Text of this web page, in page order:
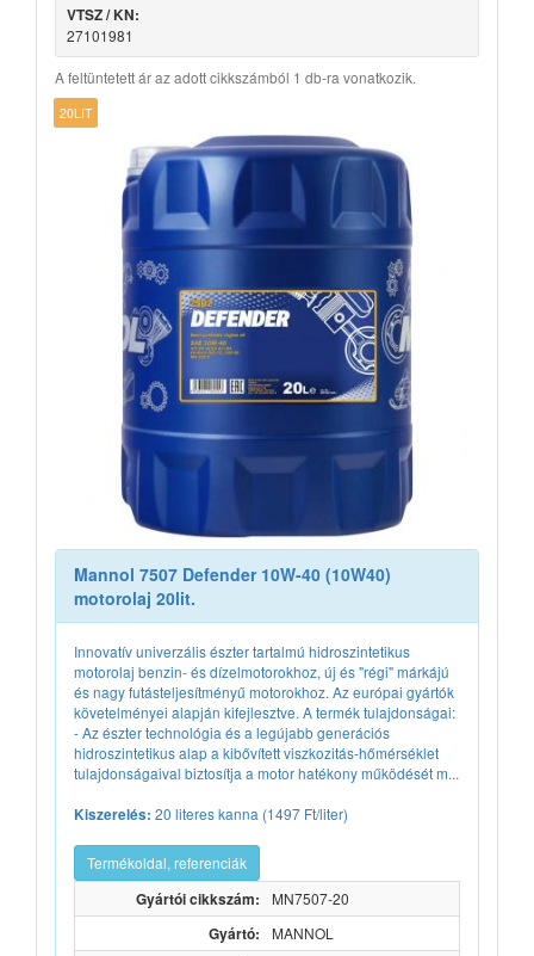
VTSZ / KN:
27101981
A feltüntetett ár az adott cikkszámból 1 db-ra vonatkozik.
20LIT
Mannol 7507 Defender 10W-40 (10W40)
motorolaj 20lit.
Innovatív univerzális észter tartalmú hidroszintetikus
motorolaj benzin- és dízelmotorokhoz, új és "régi" márkájú
és nagy futásteljesítményű motorokhoz. Az európai gyártók
követelményei alapján kifejlesztve. A termék tulajdonságai:
- Az észter technológia és a legújabb generációs
hidroszintetikus alap a kibővített viszkozitás-hőmérséklet
tulajdonságaival biztosítja a motor hatékony működését m...
Kiszerelés: 20 literes kanna (1497 Ft/liter)
Termékoldal, referenciák
Gyártói cikkszám: MN7507-20
Gyártó: MANNOL